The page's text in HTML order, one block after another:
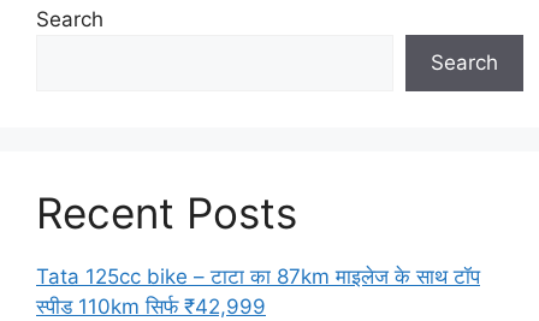
Search
Search
Recent Posts
Tata 125cc bike – टाटा का 87km माइलेज के साथ टॉप
स्पीड 110km सिर्फ ₹42,999